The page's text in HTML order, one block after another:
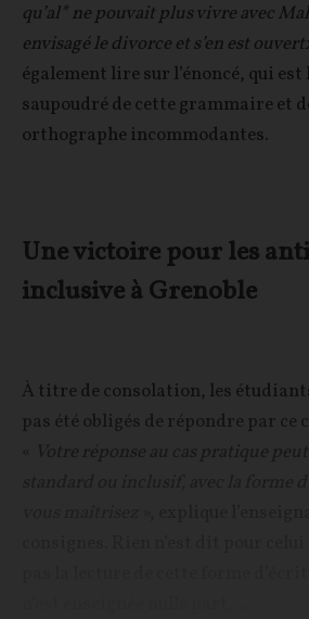
qu’al* ne pouvait plus vivre avec
envisagé le divorce et s’en est
également lire sur l’énoncé, qui
saupoudré de cette grammaire et
orthographe incommodantes.
Une victoire pour les
inclusive à Grenoble
À titre de consolation, les
pas été obligés de répondre par ce